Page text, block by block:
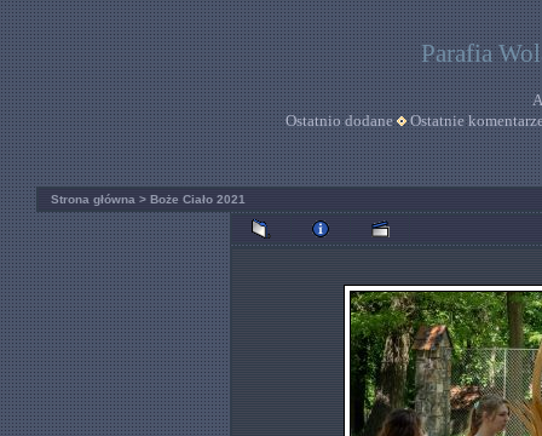
Parafia
Ostatnio dodane
Ostatnie
Strona główna > Boże Ciało 2021